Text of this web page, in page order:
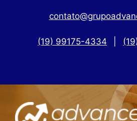
(19) 99175-4334